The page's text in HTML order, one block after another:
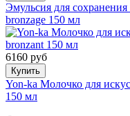
Эмульсия для сохранения
bronzage 150 мл
6160 руб
Купить
Yon-ka Молочко для
150 мл